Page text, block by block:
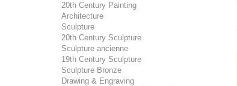
20th Century Painting
Architecture
Sculpture
20th Century Sculpture
Sculpture ancienne
19th Century Sculpture
Sculpture Bronze
Drawing & Engraving